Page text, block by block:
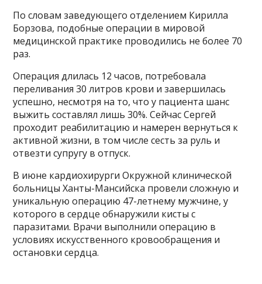
По словам заведующего отделением Кирилла
Борзова, подобные операции в мировой
медицинской практике проводились не более 70
раз.
Операция длилась 12 часов, потребовала
переливания 30 литров крови и завершилась
успешно, несмотря на то, что у пациента шанс
выжить составлял лишь 30%. Сейчас Сергей
проходит реабилитацию и намерен вернуться к
активной жизни, в том числе сесть за руль и
отвезти супругу в отпуск.
В июне кардиохирурги Окружной клинической
больницы Ханты-Мансийска провели сложную и
уникальную операцию 47-летнему мужчине, у
которого в сердце обнаружили кисты с
паразитами. Врачи выполнили операцию в
условиях искусственного кровообращения и
остановки сердца.